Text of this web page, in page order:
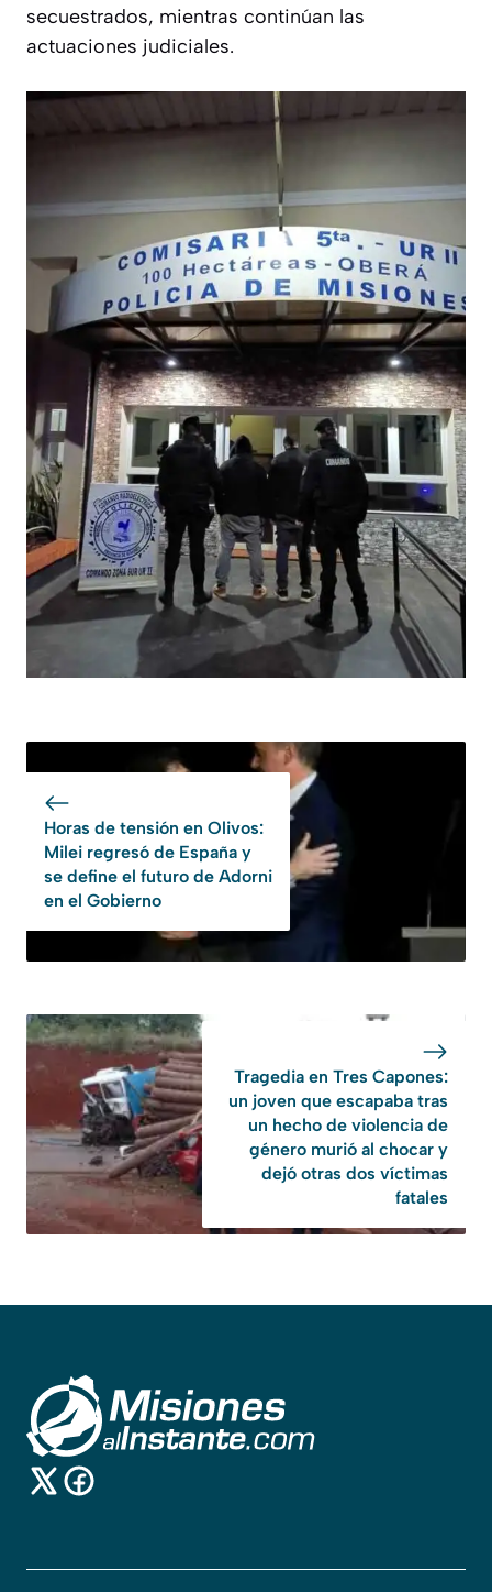
secuestrados, mientras continúan las
actuaciones judiciales.
Horas de tensión en Olivos:
Milei regresó de España y
se define el futuro de Adorni
en el Gobierno
Tragedia en Tres Capones:
un joven que escapaba tras
un hecho de violencia de
género murió al chocar y
dejó otras dos víctimas
fatales